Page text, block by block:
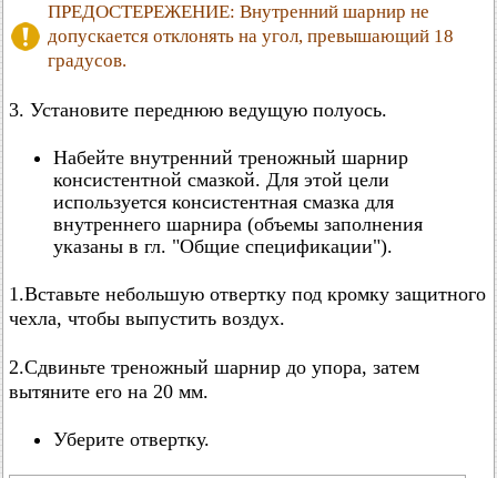
ПРЕДОСТЕРЕЖЕНИЕ: Внутренний шарнир не
допускается отклонять на угол, превышающий 18
градусов.
3. Установите переднюю ведущую полуось.
Набейте внутренний треножный шарнир
консистентной смазкой. Для этой цели
используется консистентная смазка для
внутреннего шарнира (объемы заполнения
указаны в гл. "Общие спецификации").
1.Вставьте небольшую отвертку под кромку защитного
чехла, чтобы выпустить воздух.
2.Сдвиньте треножный шарнир до упора, затем
вытяните его на 20 мм.
Уберите отвертку.